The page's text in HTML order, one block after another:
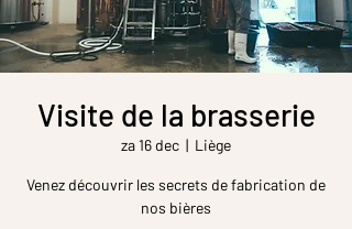
Visite de la brasserie
za 16 dec
  |
Liège
Venez découvrir les secrets de fabrication de
nos bières